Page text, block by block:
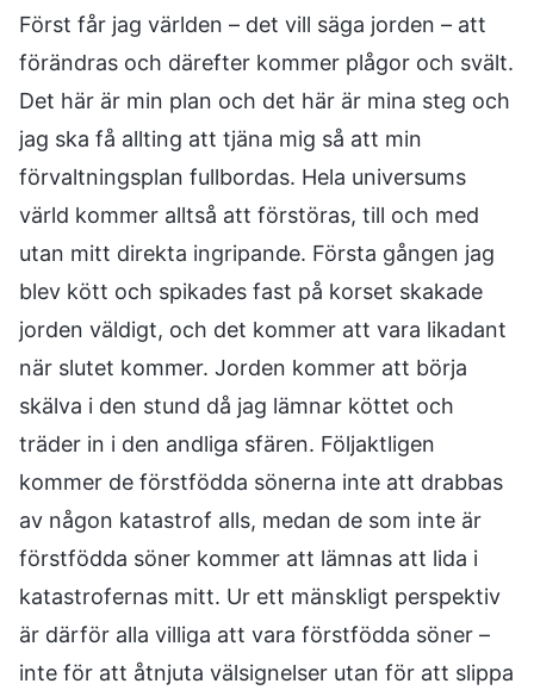
Först får jag världen – det vill säga jorden – att
förändras och därefter kommer plågor och svält.
Det här är min plan och det här är mina steg och
jag ska få allting att tjäna mig så att min
förvaltningsplan fullbordas. Hela universums
värld kommer alltså att förstöras, till och med
utan mitt direkta ingripande. Första gången jag
blev kött och spikades fast på korset skakade
jorden väldigt, och det kommer att vara likadant
när slutet kommer. Jorden kommer att börja
skälva i den stund då jag lämnar köttet och
träder in i den andliga sfären. Följaktligen
kommer de förstfödda sönerna inte att drabbas
av någon katastrof alls, medan de som inte är
förstfödda söner kommer att lämnas att lida i
katastrofernas mitt. Ur ett mänskligt perspektiv
är därför alla villiga att vara förstfödda söner –
inte för att åtnjuta välsignelser utan för att slippa